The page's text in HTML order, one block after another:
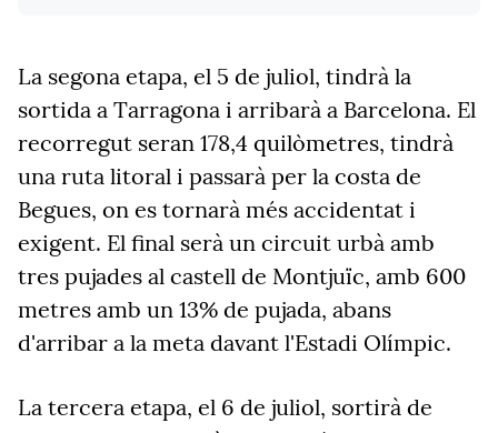
La segona etapa, el 5 de juliol, tindrà la
sortida a Tarragona i arribarà a Barcelona. El
recorregut seran 178,4 quilòmetres, tindrà
una ruta litoral i passarà per la costa de
Begues, on es tornarà més accidentat i
exigent. El final serà un circuit urbà amb
tres pujades al castell de Montjuïc, amb 600
metres amb un 13% de pujada, abans
d'arribar a la meta davant l'Estadi Olímpic.
La tercera etapa, el 6 de juliol, sortirà de